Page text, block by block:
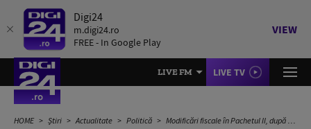
Digi24
m.digi24.ro
FREE - In Google Play
VIEW
LIVE FM LIVE TV
HOME Știri Actualitate Politică Modificări fiscale în Pachetul II, după ședința Coaliției. Propunere: taxe pe criptomonede și eliminarea CASS pentru veterani DOCUMENT